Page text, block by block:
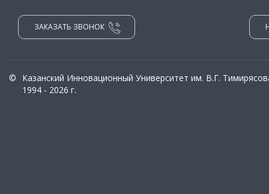
ЗАКАЗАТЬ ЗВОНОК
©
Казанский Инновационный Университет им. В.Г.
1994 - 2026 г.